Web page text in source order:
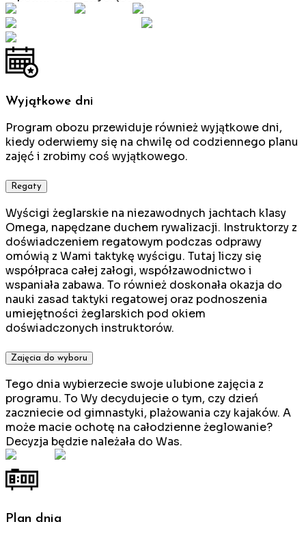
Wyjątkowe dni
Program obozu przewiduje również wyjątkowe dni,
kiedy oderwiemy się na chwilę od codziennego planu
zajęć i zrobimy coś wyjątkowego.
Regaty
Wyścigi żeglarskie na niezawodnych jachtach klasy
Omega, napędzane duchem rywalizacji. Instruktorzy z
doświadczeniem regatowym podczas odprawy
omówią z Wami taktykę wyścigu. Tutaj liczy się
współpraca całej załogi, współzawodnictwo i
wspaniała zabawa. To również doskonała okazja do
nauki zasad taktyki regatowej oraz podnoszenia
umiejętności żeglarskich pod okiem
doświadczonych instruktorów.
Zajęcia do wyboru
Tego dnia wybierzecie swoje ulubione zajęcia z
programu. To Wy decydujecie o tym, czy dzień
zaczniecie od gimnastyki, plażowania czy kajaków. A
może macie ochotę na całodzienne żeglowanie?
Decyzja będzie należała do Was.
Plan dnia